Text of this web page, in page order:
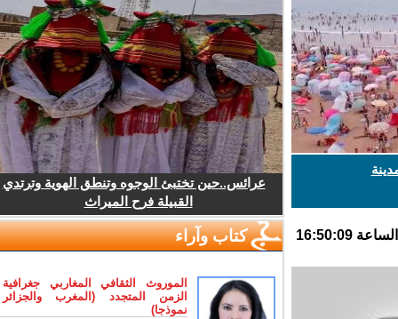
عرائس..حين تختبئ الوجوه وتنطق الهوية وترتدي
القبيلة فرح الميراث
كتاب وآراء
الموروث الثقافي المغاربي جغرافية
الزمن المتجدد (المغرب والجزائر
نموذجا)